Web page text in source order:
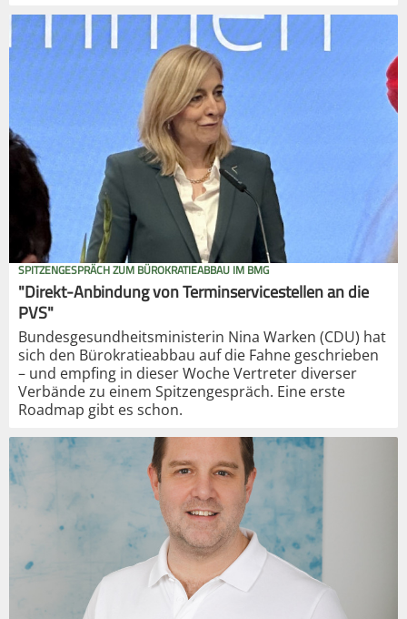
SPITZENGESPRÄCH ZUM BÜROKRATIEABBAU IM BMG
"Direkt-Anbindung von Terminservicestellen an die
PVS"
Bundesgesundheitsministerin Nina Warken (CDU) hat
sich den Bürokratieabbau auf die Fahne geschrieben
– und empfing in dieser Woche Vertreter diverser
Verbände zu einem Spitzengespräch. Eine erste
Roadmap gibt es schon.